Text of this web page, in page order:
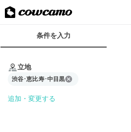
条
条件を入力
立地
渋谷･恵比寿･中目黒
追加・変更する